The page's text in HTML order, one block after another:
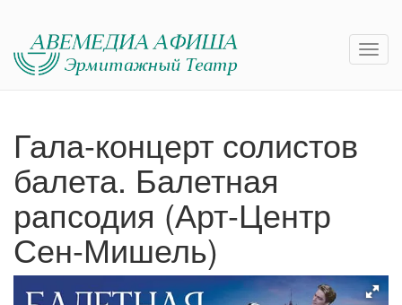
Гала-концерт солистов
балета. Балетная
рапсодия (Арт-Центр
Сен-Мишель)